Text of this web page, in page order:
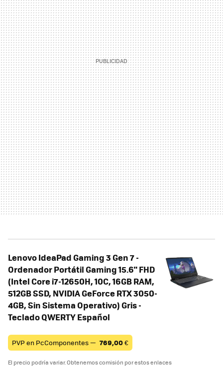
Lenovo IdeaPad Gaming 3 Gen 7 -
Ordenador Portátil Gaming 15.6" FHD
(Intel Core i7-12650H, 10C, 16GB RAM,
512GB SSD, NVIDIA GeForce RTX 3050-
4GB, Sin Sistema Operativo) Gris -
Teclado QWERTY Español
PVP en PcComponentes — 769,00€
El precio podría variar. Obtenemos comisión por estos enlaces